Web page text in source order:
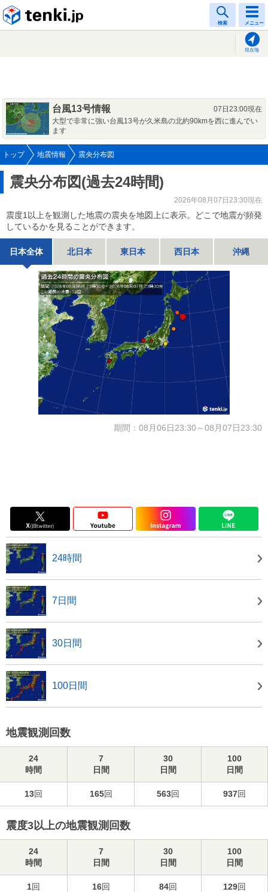
検索 メニュー
現在地
台風13号情報
07日23:00現在
大型で非常に強い台風13号が久米島の北約90kmを西に進んでい
ます
トップ 地震情報 震央分布図
震央分布図(過去24時間)
2026年08月07日23:30現在
震度1以上を観測した地震の震央を地図上に表示。どこで地震が頻発
しているかを見ることができます。
日本全体 北日本 東日本 西日本 沖縄
期間：08月06日23:30～08月07日23:30
24時間
7日間
30日間
100日間
地震観測回数
24
時間
7
日間
30
日間
100
日間
13回 165回 563回 937回
震度3以上の地震観測回数
24
時間
7
日間
30
日間
100
日間
1回 16回 84回 129回